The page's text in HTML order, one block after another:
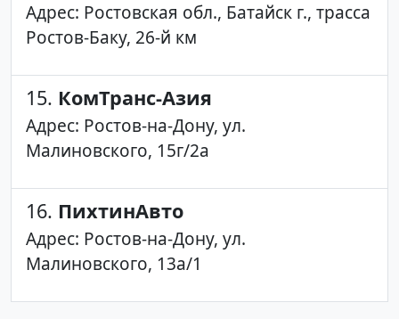
Адрес: Ростовская обл., Батайск г., трасса
Ростов-Баку, 26-й км
15. КомТранс-Азия
Адрес: Ростов-на-Дону, ул.
Малиновского, 15г/2а
16. ПихтинАвто
Адрес: Ростов-на-Дону, ул.
Малиновского, 13а/1